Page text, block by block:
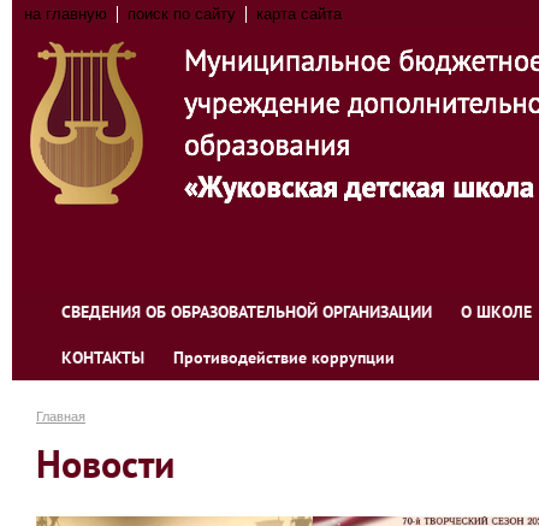
на главную поиск по сайту карта сайта
СВЕДЕНИЯ ОБ ОБРАЗОВАТЕЛЬНОЙ ОРГАНИЗАЦИИ О ШКОЛЕ
КОНТАКТЫ Противодействие коррупции
Главная
Новости